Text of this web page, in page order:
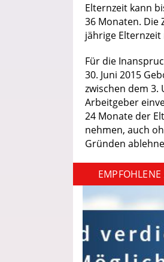
Elternzeit kann
36 Monaten.
jährige
Für die
30. Juni 2015
zwischen dem
Arbeitgeber
24 Monate der
nehmen, auch
Gründen
EMPFOHLENE